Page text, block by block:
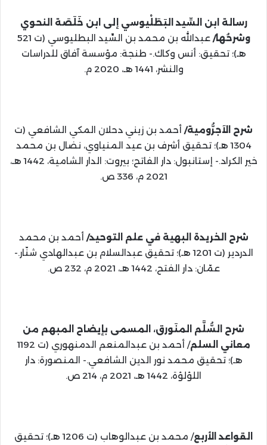
رسالة ابن السِّيد البَطَلْيوسي إلى ابن خَلَصَة النحوي
وشرحُها/
عبدالله بن محمد بن السِّيد البطليوسي (ت 521
هـ)؛ تحقيق: أنس وكاك.- طنجة: مؤسسة آفاق للدراسات
والنشر، 1441 هـ، 2020 م.
شرح الآجرُّومية/ أحمد بن زيني دحلان المكي الشافعي (ت
1304 هـ)؛ تحقيق أشرف بن عيد المنياوي، نضال بن محمد
خير الكراد.- إستانبول: دار الفاتح؛ بيروت: الدار الشامية، 1442 هـ،
2021 م، 336 ص.
شرح الخريدة البهية في علم التوحيد/أحمد بن محمد
الدردير (ت 1201 هـ)؛ تحقيق عبدالسلام بن عبدالهادي شنّار.-
عمّان: دار الفتح، 1442 هـ، 2021 م، 232 ص.
شرح السُّلَّم المنَورق، المسمى بإيضاح المبهم من
معاني السلم
/ أحمد بن عبدالمنعم الدمنهوري (ت 1192
هـ)؛ تحقيق محمد نور الدين الشافعي.- المنصورة: دار
اللؤلؤة، 1442 هـ، 2021 م، 214 ص.
القواعد الأربع
/ محمد بن عبدالوهاب (ت 1206 هـ)؛ تحقيق